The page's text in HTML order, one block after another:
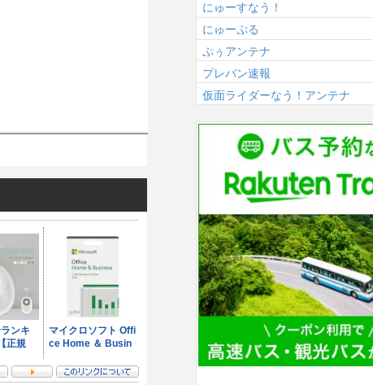
にゅーすなう！
にゅーぷる
ぷぅアンテナ
プレバン速報
仮面ライダーなう！アンテナ